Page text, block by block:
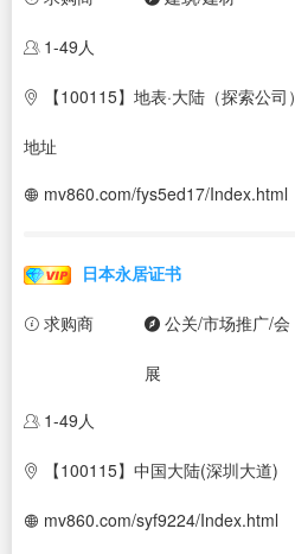
1-49人
【100115】地表·大陆（探索公司）
地址
mv860.com/fys5ed17/Index.html
日本永居证书
求购商 公关/市场推广/会
展
1-49人
【100115】中国大陆(深圳大道)
mv860.com/syf9224/Index.html